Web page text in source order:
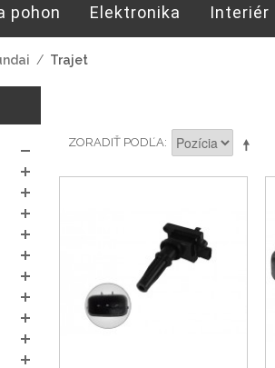
pohon Elektronika Interiér
/ Trajet
ZORADIŤ PODĽA